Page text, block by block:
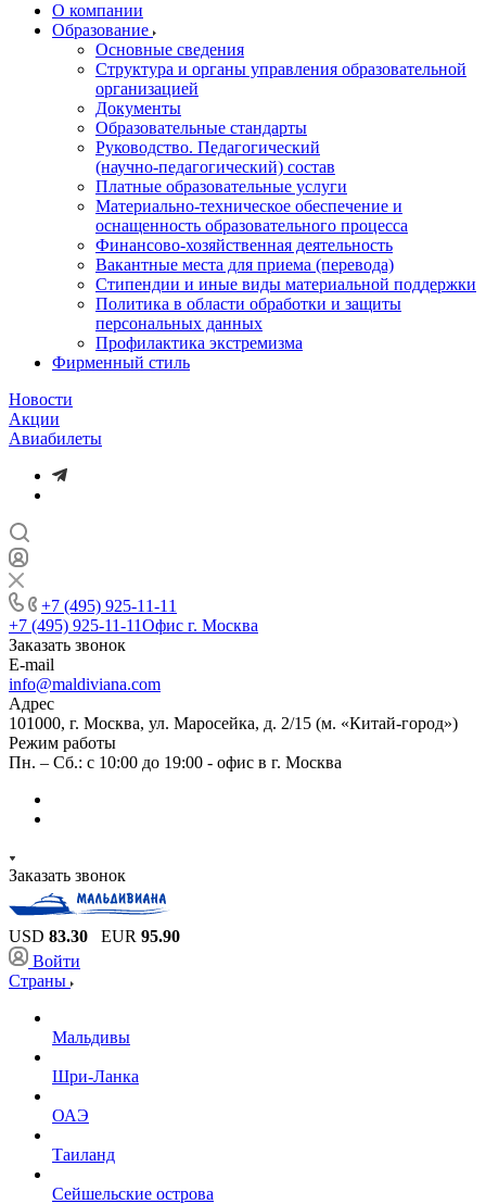
О компании
Образование
Основные сведения
Структура и органы управления образовательной
организацией
Документы
Образовательные стандарты
Руководство. Педагогический
(научно‑педагогический) состав
Платные образовательные услуги
Материально-техническое обеспечение и
оснащенность образовательного процесса
Финансово-хозяйственная деятельность
Вакантные места для приема (перевода)
Стипендии и иные виды материальной поддержки
Политика в области обработки и защиты
персональных данных
Профилактика экстремизма
Фирменный стиль
Новости
Акции
Авиабилеты
+7 (495) 925-11-11
+7 (495) 925-11-11Офис г. Москва
Заказать звонок
E-mail
info@maldiviana.com
Адрес
101000, г. Москва, ул. Маросейка, д. 2/15 (м. «Китай-город»)
Режим работы
Пн. – Сб.: с 10:00 до 19:00 - офис в г. Москва
Заказать звонок
USD 83.30 EUR 95.90
Войти
Страны
Мальдивы
Шри-Ланка
ОАЭ
Таиланд
Сейшельские острова